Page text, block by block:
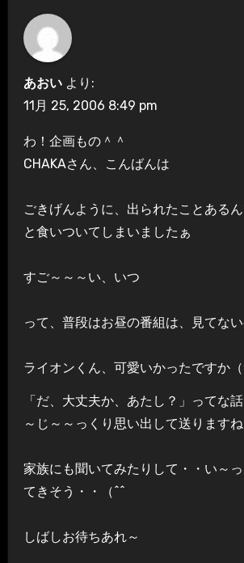
あおい より:
11月 25, 2006 8:49 pm
わ！企画もの＾＾
CHAKAさん、こんばんは
ごきげんように、出られたことある
と食いついてしまいましたぁ
すご～～～い、いつ
って、普段はお昼の番組は、見てな
ライオンくん、可愛いかったですか（
「だ、大丈夫か、あたし？」ってな
～じ～～っくり思い出して送ります
家族にも聞いてみたりして・・い～
てきそう・・（^^ゞ
しばしお待ちあれ～